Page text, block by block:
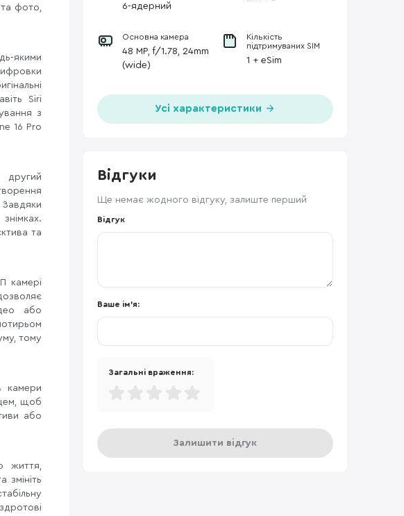
фото,
якими
Siri
з
16 Pro
Завдяки
та
камері
або
тому
камери
щоб
або
життя,
6-ядерний
Основна камера
48 MP, f/1.78, 24mm
(wide)
Кількість
підтримуваних SIM
1 + eSim
Усі характеристики
Відгуки
Ще немає жодного відгуку, залиште перший
Відгук
Ваше ім'я:
Загальні враження:
Залишити відгук